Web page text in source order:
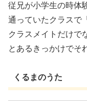
従兄が小学生の時体
通っていたクラスで
クラスメイトだけで
とあるきっかけでそ
くるまのうた